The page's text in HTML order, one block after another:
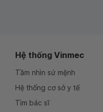
Hệ thống Vinmec
Tầm nhìn sứ mệnh
Hệ thống cơ sở y tế
Tìm bác sĩ